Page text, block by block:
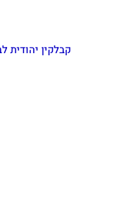
קבלקין יהודית